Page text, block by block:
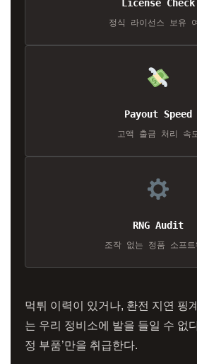
License Check
정식 라이선스 보유
Payout Speed
고액 출금 처리 속
RNG Audit
조작 없는 정품 소프트
먹튀 이력이 있거나, 환전 지연 핑
는 우리 정비소에 발을 들일 수 없
정 부품’만을 취급한다.